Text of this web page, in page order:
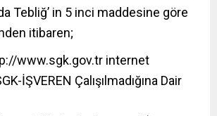
Tebliğ’ in 5 inci maddesine göre
itibaren;
www.sgk.gov.tr internet
İŞVEREN Çalışılmadığına Dair